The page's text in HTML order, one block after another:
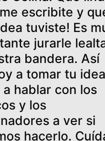
escribite y
tuviste! Es
jurarle
bandera. Así
a tomar tu
a hablar con los
y los
a ver si
hacerlo.